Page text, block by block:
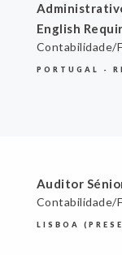
English
Contabilidade/
PORTUGAL -
Auditor
Contabilidade/
LISBOA